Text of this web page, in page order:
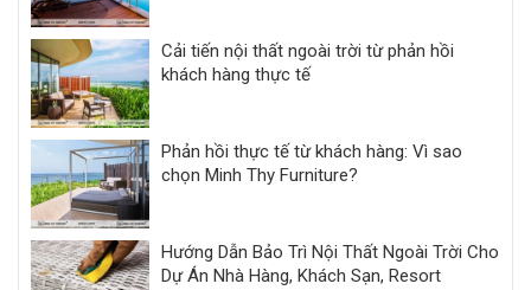
Cải tiến nội thất ngoài trời từ phản hồi
khách hàng thực tế
Phản hồi thực tế từ khách hàng: Vì sao
chọn Minh Thy Furniture?
Hướng Dẫn Bảo Trì Nội Thất Ngoài Trời Cho
Dự Án Nhà Hàng, Khách Sạn, Resort